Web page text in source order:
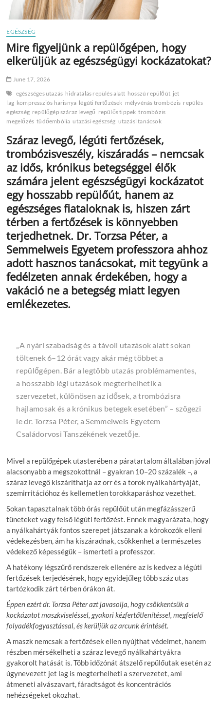
EGÉSZSÉG
Mire figyeljünk a repülőgépen, hogy
elkerüljük az egészségügyi kockázatokat?
June 17, 2026
egészséges utazás hidratálás repülés alatt hosszú repülőút jet
lag kompressziós harisnya légúti fertőzések mélyvénás trombózis repülés
egészség repülőgép száraz levegő repülős tippek trombózis
megelőzés tüdőembólia utazási egészség utazási tanácsok
Száraz levegő, légúti fertőzések,
trombózisveszély, kiszáradás – nemcsak
az idős, krónikus betegséggel élők
számára jelent egészségügyi kockázatot
egy hosszabb repülőút, hanem az
egészséges fiataloknak is, hiszen zárt
térben a fertőzések is könnyebben
terjedhetnek. Dr. Torzsa Péter, a
Semmelweis Egyetem professzora ahhoz
adott hasznos tanácsokat, mit tegyünk a
fedélzeten annak érdekében, hogy a
vakáció ne a betegség miatt legyen
emlékezetes.
„A nyári szabadság és a távoli utazások alatt sokan
töltenek 6–12 órát vagy akár még többet a
repülőgépen. Bár a legtöbb utazás problémamentes,
a hosszabb légi utazások megterhelhetik a
szervezetet, különösen az idősek, a trombózisra
hajlamosak és a krónikus betegek esetében” – szögezi
le dr. Torzsa Péter, a Semmelweis Egyetem
Családorvosi Tanszékének vezetője.
Mivel a repülőgépek utasterében a páratartalom általában jóval
alacsonyabb a megszokottnál – gyakran 10–20 százalék –, a
száraz levegő kiszáríthatja az orr és a torok nyálkahártyáját,
szemirritációhoz és kellemetlen torokkaparáshoz vezethet.
Sokan tapasztalnak több órás repülőút után megfázásszerű
tüneteket vagy felső légúti fertőzést. Ennek magyarázata, hogy
a nyálkahártyák fontos szerepet játszanak a kórokozók elleni
védekezésben, ám ha kiszáradnak, csökkenhet a természetes
védekező képességük – ismerteti a professzor.
A hatékony légszűrő rendszerek ellenére az is kedvez a légúti
fertőzések terjedésének, hogy egyidejűleg több száz utas
tartózkodik zárt térben órákon át.
Éppen ezért dr. Torzsa Péter azt javasolja, hogy csökkentsük a
kockázatot maszkviseléssel, gyakori kézfertőtlenítéssel, megfelelő
folyadékfogyasztással, és kerüljük az arcunk érintését.
A maszk nemcsak a fertőzések ellen nyújthat védelmet, hanem
részben mérsékelheti a száraz levegő nyálkahártyákra
gyakorolt hatását is. Több időzónát átszelő repülőutak esetén az
úgynevezett jet lag is megterhelheti a szervezetet, ami
átmeneti alvászavart, fáradtságot és koncentrációs
nehézségeket okozhat.